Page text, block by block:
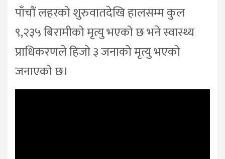
पाँचौं लहरको शुरुवातदेखि हालसम्म कुल
९,२३५ बिरामीको मृत्यु भएको छ भने स्वास्थ्य
प्राधिकरणले हिजो ३ जनाको मृत्यु भएको
जनाएको छ।